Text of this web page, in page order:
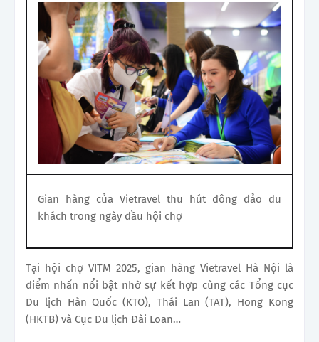
Gian hàng của Vietravel thu hút đông đảo du
khách trong ngày đầu hội chợ
Tại hội chợ VITM 2025, gian hàng Vietravel Hà Nội là
điểm nhấn nổi bật nhờ sự kết hợp cùng các Tổng cục
Du lịch Hàn Quốc (KTO), Thái Lan (TAT), Hong Kong
(HKTB) và Cục Du lịch Đài Loan…